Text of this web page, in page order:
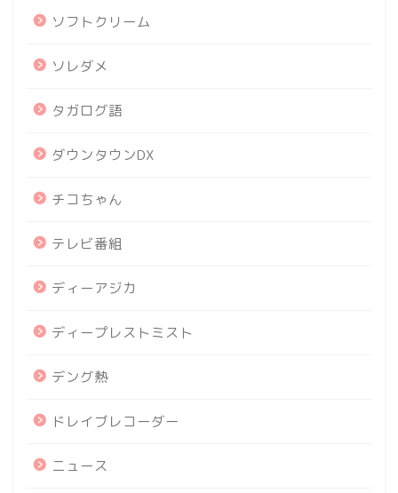
ソフトクリーム
ソレダメ
タガログ語
ダウンタウンDX
チコちゃん
テレビ番組
ディーアジカ
ディープレストミスト
デング熱
ドレイブレコーダー
ニュース